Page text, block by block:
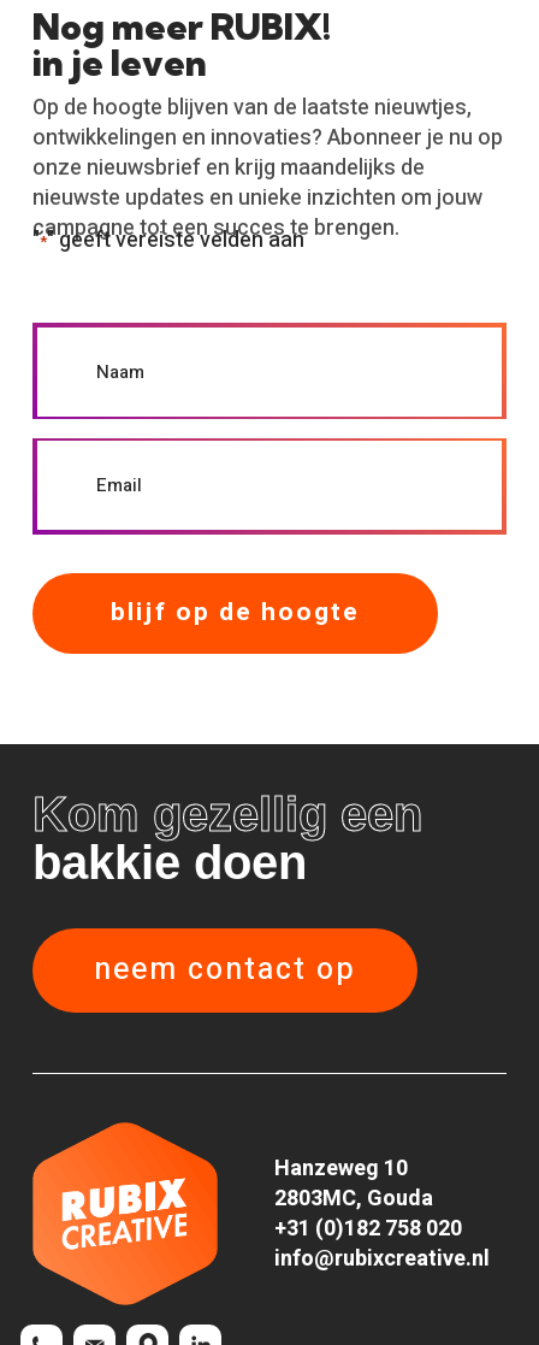
Nog meer RUBIX!
in je leven
Op de hoogte blijven van de laatste nieuwtjes,
ontwikkelingen en innovaties? Abonneer je nu op
onze nieuwsbrief en krijg maandelijks de
nieuwste updates en unieke inzichten om jouw
campagne tot een succes te brengen.
"*" geeft vereiste velden aan
Kom gezellig een
bakkie doen
neem contact op
Hanzeweg 10
2803MC, Gouda
+31 (0)182 758 020
info@rubixcreative.nl